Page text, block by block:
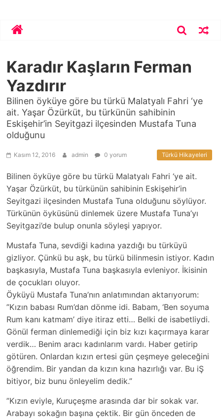
contentBekirhoca.com
Karadır Kaşların Ferman
Yazdırır
Bilinen öyküye göre bu türkü Malatyalı Fahri ‘ye
ait. Yaşar Özürküt, bu türkünün sahibinin
Eskişehir’in Seyitgazi ilçesinden Mustafa Tuna
olduğunu
Türkü Hikayeleri
Kasım 12, 2016 admin 0 yorum
Bilinen öyküye göre bu türkü Malatyalı Fahri ‘ye ait.
Yaşar Özürküt, bu türkünün sahibinin Eskişehir’in
Seyitgazi ilçesinden Mustafa Tuna olduğunu söylüyor.
Türkünün öyküsünü dinlemek üzere Mustafa Tuna’yı
Seyitgazi’de bulup onunla söyleşi yapıyor.
Mustafa Tuna, sevdiği kadına yazdığı bu türküyü
gizliyor. Çünkü bu aşk, bu türkü bilinmesin istiyor. Kadın
başkasıyla, Mustafa Tuna başkasıyla evleniyor. İkisinin
de çocukları oluyor.
Öyküyü Mustafa Tuna’nın anlatımından aktarıyorum:
”Kızın babası Rum’dan dönme idi. Babam, ‘Ben soyuma
Rum kanı katmam’ diye itiraz etti… Belki de isabetliydi.
Gönül ferman dinlemediği için biz kızı kaçırmaya karar
verdik… Benim aracı kadınlarım vardı. Haber getirip
götüren. Onlardan kızın ertesi gün çeşmeye geleceğini
öğrendim. Bir yandan da kızın kına hazırlığı var. Bu iŞ
bitiyor, biz bunu önleyelim dedik.”
”Kızın eviyle, Kuruçeşme arasında dar bir sokak var.
Arabayı sokağın başına çektik. Bir gün önceden de